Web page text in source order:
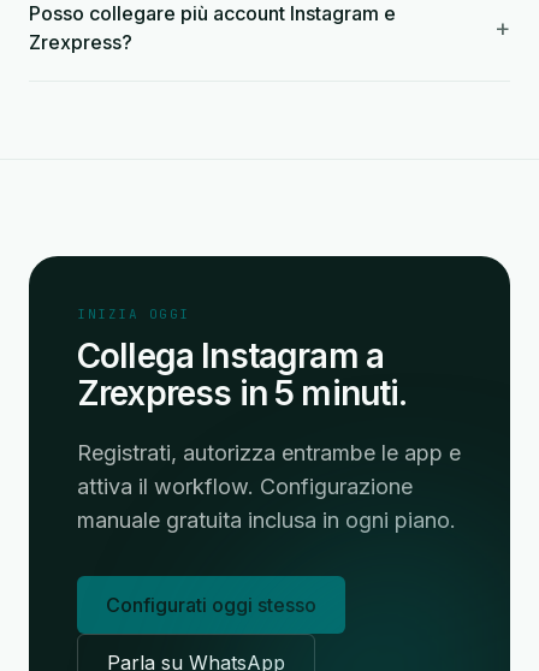
Posso collegare più account Instagram e
Zrexpress?
+
INIZIA OGGI
Collega Instagram a
Zrexpress in 5 minuti.
Registrati, autorizza entrambe le app e
attiva il workflow. Configurazione
manuale gratuita inclusa in ogni piano.
Configurati oggi stesso
Parla su WhatsApp